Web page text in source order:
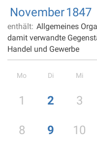
November1847
enthält: Allgemeines
damit verwandte
Handel und Gewerbe
Mo Di Mi
1 2 3
8 9 10